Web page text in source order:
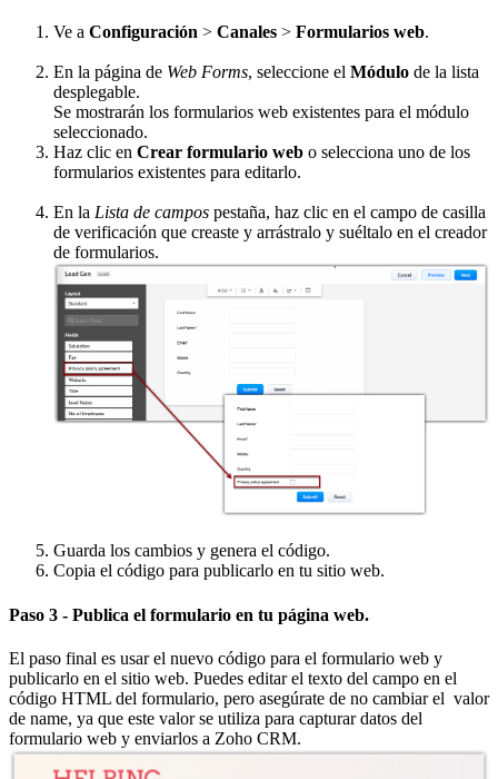
Ve a Configuración > Canales > Formularios web.
En la página de Web Forms, seleccione el Módulo de la lista
desplegable.
Se mostrarán los formularios web existentes para el módulo
seleccionado.
Haz clic en Crear formulario web o selecciona uno de los
formularios existentes para editarlo.
En la Lista de campos pestaña, haz clic en el campo de casilla
de verificación que creaste y arrástralo y suéltalo en el creador
de formularios.
Guarda los cambios y genera el código.
Copia el código para publicarlo en tu sitio web.
Paso 3 - Publica el formulario en tu página web.
El paso final es usar el nuevo código para el formulario web y
publicarlo en el sitio web. Puedes editar el texto del campo en el
código HTML del formulario, pero asegúrate de no cambiar el valor
de name, ya que este valor se utiliza para capturar datos del
formulario web y enviarlos a Zoho CRM.